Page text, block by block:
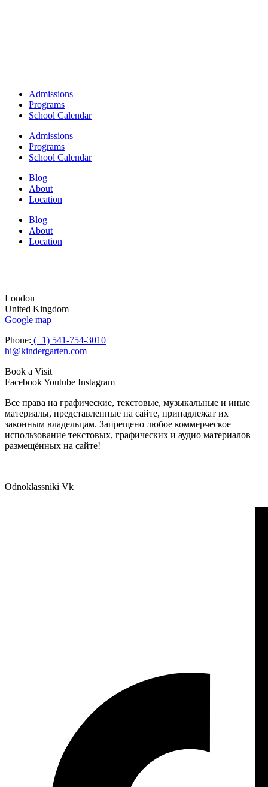
Admissions
Programs
School Calendar
Admissions
Programs
School Calendar
Blog
About
Location
Blog
About
Location
London
United Kingdom
Google map
Phone: (+1) 541-754-3010
hi@kindergarten.com
Book a Visit
FacebookYoutube Instagram
Все права на графические, текстовые, музыкальные и иные
материалы, представленные на сайте, принадлежат их
законным владельцам. Запрещено любое коммерческое
использование текстовых, графических и аудио материалов
размещённых на сайте!
Odnoklassniki Vk